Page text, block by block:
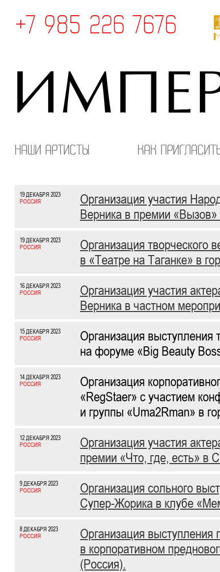
+7 985 226 7676
Наши артисты Как
19 ДЕКАБРЯ 2023
РОССИЯ
Организация участия
Верника в премии
19 ДЕКАБРЯ 2023
РОССИЯ
Организация творческого
в «Театре на Таганке» в
16 ДЕКАБРЯ 2023
РОССИЯ
Организация участия
Верника в частном
15 ДЕКАБРЯ 2023
РОССИЯ
Организация
на форуме «Big Beauty
14 ДЕКАБРЯ 2023
РОССИЯ
Организация
«RegStaer» с участием
и группы «Uma2Rman» в
12 ДЕКАБРЯ 2023
РОССИЯ
Организация участия
премии «Что, где, есть» в
9 ДЕКАБРЯ 2023
РОССИЯ
Организация сольного
Супер-Жорика в клубе
8 ДЕКАБРЯ 2023
РОССИЯ
Организация
в корпоративном
(Россия).